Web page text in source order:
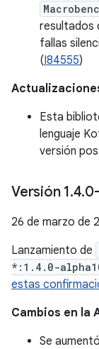
resultados
fallas
(I84555)
Esta
lenguaje
versión
Versión 1.4.
26 de marzo de
Lanzamiento de
*:1.4.0-
estas
Cambios en la
Se